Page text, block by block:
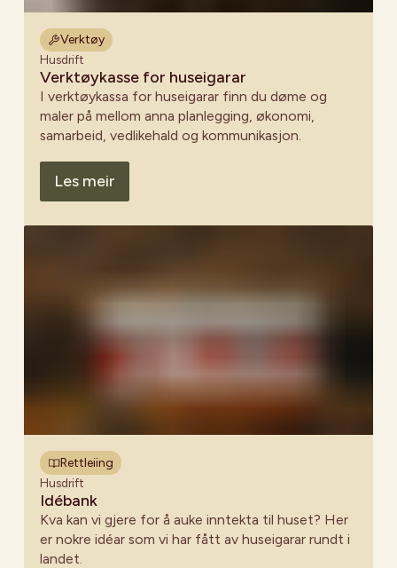
Verktøy
Husdrift
Verktøykasse for huseigarar
I verktøykassa for huseigarar finn du døme og
maler på mellom anna planlegging, økonomi,
samarbeid, vedlikehald og kommunikasjon.
Les meir
Rettleiing
Husdrift
Idébank
Kva kan vi gjere for å auke inntekta til huset? Her
er nokre idéar som vi har fått av huseigarar rundt i
landet.